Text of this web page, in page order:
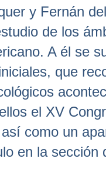
y Fernán
de los
A él se
que
el XV
como un
en la sección